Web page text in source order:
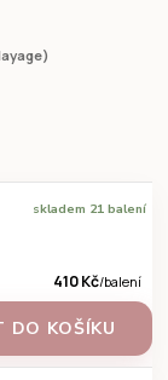
410 Kč/balení
skladem 21 balení
DO KOŠÍKU